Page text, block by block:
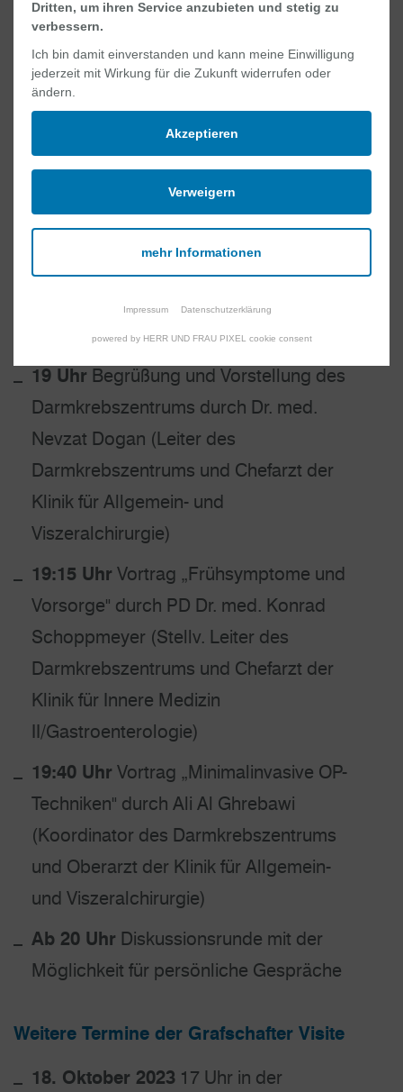
werden.
Nach dem Vortrag beantworten die Referenten
gerne die Fragen des Publikums.
Anmeldungen nimmt das Sekretariat von Dr.
oder telefonisch unter
entgegen.
Programm
19 Uhr Begrüßung und Vorstellung des
Darmkrebszentrums durch Dr. med.
Nevzat Dogan (Leiter des
Darmkrebszentrums und Chefarzt der
Klinik für Allgemein- und
Viszeralchirurgie)
19:15 Uhr Vortrag „Frühsymptome und
Vorsorge" durch PD Dr. med. Konrad
Schoppmeyer (Stellv. Leiter des
Darmkrebszentrums und Chefarzt der
Klinik für Innere Medizin
II/Gastroenterologie)
19:40 Uhr Vortrag „Minimalinvasive OP-
Techniken" durch Ali Al Ghrebawi
(Koordinator des Darmkrebszentrums
und Oberarzt der Klinik für Allgemein-
und Viszeralchirurgie)
Ab 20 Uhr Diskussionsrunde mit der
Möglichkeit für persönliche Gespräche
Weitere Termine der Grafschafter Visite
18. Oktober 2023 17 Uhr in der
Dritten, um ihren Service anzubieten und stetig zu
verbessern.
Ich bin damit einverstanden und kann meine Einwilligung
jederzeit mit Wirkung für die Zukunft widerrufen oder
ändern.
Akzeptieren
Verweigern
mehr Informationen
Impressum Datenschutzerklärung
powered by HERR UND FRAU PIXEL cookie consent